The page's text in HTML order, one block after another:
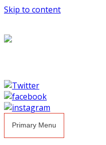
Skip to content
Primary Menu